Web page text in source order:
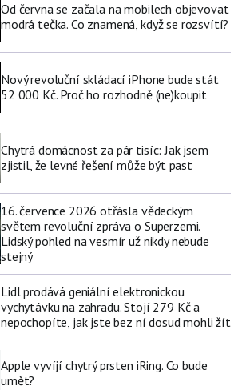
Od června se začala na mobilech objevovat
modrá tečka. Co znamená, když se rozsvítí?
Nový revoluční skládací iPhone bude stát
52 000 Kč. Proč ho rozhodně (ne)koupit
Chytrá domácnost za pár tisíc: Jak jsem
zjistil, že levné řešení může být past
16. července 2026 otřásla vědeckým
světem revoluční zpráva o Superzemi.
Lidský pohled na vesmír už nikdy nebude
stejný
Lidl prodává geniální elektronickou
vychytávku na zahradu. Stojí 279 Kč a
nepochopíte, jak jste bez ní dosud mohli žít
Apple vyvíjí chytrý prsten iRing. Co bude
umět?